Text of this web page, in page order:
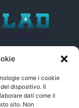
come i cookie
dispositivo. Il
dati come il
sito. Non
né può essere
contenuti. Si precisa
NON sono da
GenSys.it, ad